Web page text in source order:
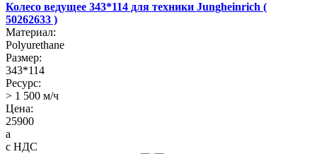
Колесо ведущее 343*114 для техники Jungheinrich (
50262633 )
Материал:
Polyurethane
Размер:
343*114
Ресурс:
> 1 500 м/ч
Цена:
25900
a
с НДС